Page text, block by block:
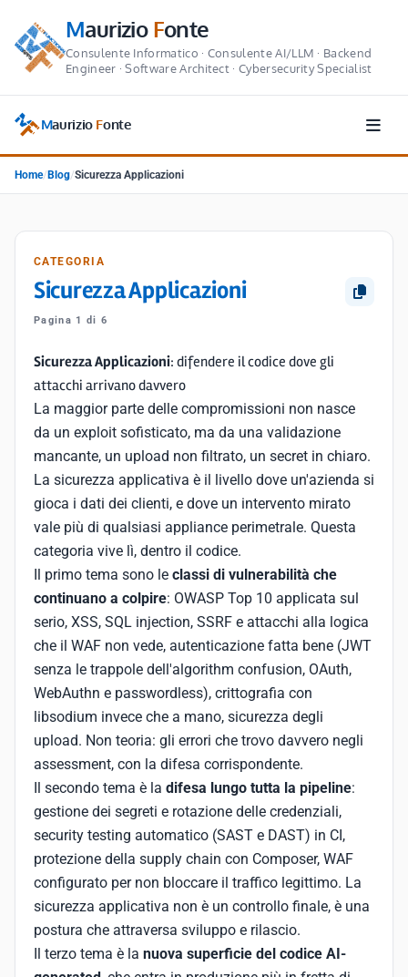
MaurizioFonte
Consulente Informatico · Consulente AI/LLM · Backend
Engineer · Software Architect · Cybersecurity Specialist
Maurizio Fonte
Home/ Blog/Sicurezza Applicazioni
CATEGORIA
Sicurezza Applicazioni
Pagina 1 di 6
Sicurezza Applicazioni: difendere il codice dove gli
attacchi arrivano davvero
La maggior parte delle compromissioni non nasce
da un exploit sofisticato, ma da una validazione
mancante, un upload non filtrato, un secret in chiaro.
La sicurezza applicativa è il livello dove un'azienda si
gioca i dati dei clienti, e dove un intervento mirato
vale più di qualsiasi appliance perimetrale. Questa
categoria vive lì, dentro il codice.
Il primo tema sono le classi di vulnerabilità che
continuano a colpire: OWASP Top 10 applicata sul
serio, XSS, SQL injection, SSRF e attacchi alla logica
che il WAF non vede, autenticazione fatta bene (JWT
senza le trappole dell'algorithm confusion, OAuth,
WebAuthn e passwordless), crittografia con
libsodium invece che a mano, sicurezza degli
upload. Non teoria: gli errori che trovo davvero negli
assessment, con la difesa corrispondente.
Il secondo tema è la difesa lungo tutta la pipeline:
gestione dei segreti e rotazione delle credenziali,
security testing automatico (SAST e DAST) in CI,
protezione della supply chain con Composer, WAF
configurato per non bloccare il traffico legittimo. La
sicurezza applicativa non è un controllo finale, è una
postura che attraversa sviluppo e rilascio.
Il terzo tema è la nuova superficie del codice AI-